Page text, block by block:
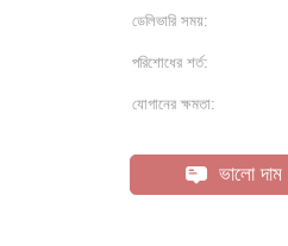
ডেলিভারি সময়:
পরিশোধের শর্ত:
যোগানের ক্ষমতা:
ভালো দাম